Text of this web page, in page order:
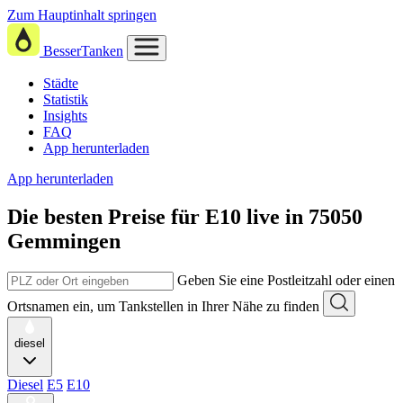
Zum Hauptinhalt springen
BesserTanken
Städte
Statistik
Insights
FAQ
App herunterladen
App herunterladen
Die besten Preise für E10 live in 75050
Gemmingen
Geben Sie eine Postleitzahl oder einen
Ortsnamen ein, um Tankstellen in Ihrer Nähe zu finden
diesel
Diesel E5 E10